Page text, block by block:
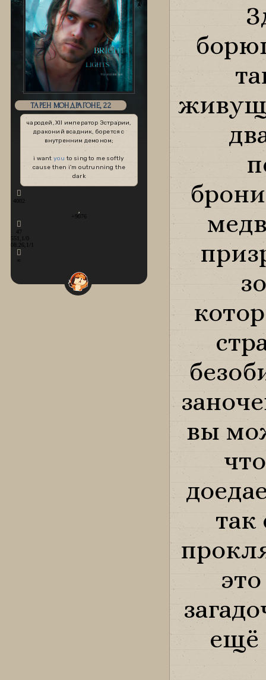
ТАРЕН МОНДРАГОНЕ, 22
чародей, XII император Эстрарии,
драконий всадник, борется с
внутренним демоном;
i want you to sing to me softly
cause then i'm outrunning the
dark
4002
+9076
47
551,1/0
08.26,1/1
∞
вы
так
ещё